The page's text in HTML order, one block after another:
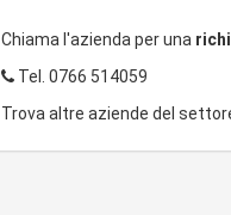
Chiama l'azienda per una
Tel. 0766 514059
Trova altre aziende del